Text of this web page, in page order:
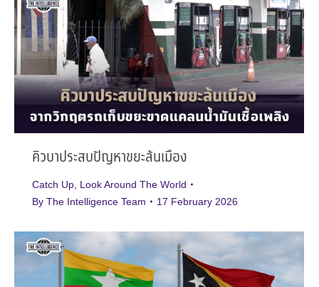
คิวบาประสบปัญหาขยะล้นเมือง
Catch Up Look Around The World
By The Intelligence Team 17 February 2026